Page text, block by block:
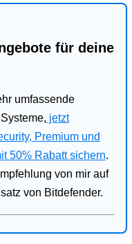
für deine
umfassende
jetzt
Premium und
50% Rabatt sichern.
von mir auf
von Bitdefender.